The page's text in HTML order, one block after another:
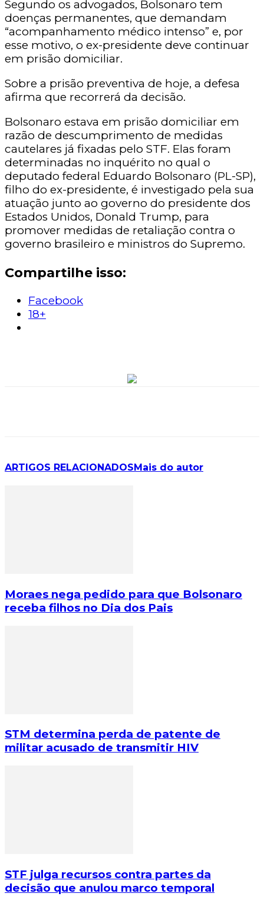
Segundo os advogados, Bolsonaro tem
doenças permanentes, que demandam
“acompanhamento médico intenso” e, por
esse motivo, o ex-presidente deve continuar
em prisão domiciliar.
Sobre a prisão preventiva de hoje, a defesa
afirma que recorrerá da decisão.
Bolsonaro estava em prisão domiciliar em
razão de descumprimento de medidas
cautelares já fixadas pelo STF. Elas foram
determinadas no inquérito no qual o
deputado federal Eduardo Bolsonaro (PL-SP),
filho do ex-presidente, é investigado pela sua
atuação junto ao governo do presidente dos
Estados Unidos, Donald Trump, para
promover medidas de retaliação contra o
governo brasileiro e ministros do Supremo.
Compartilhe isso:
Facebook
18+
ARTIGOS RELACIONADOSMais do autor
Moraes nega pedido para que Bolsonaro
receba filhos no Dia dos Pais
STM determina perda de patente de
militar acusado de transmitir HIV
STF julga recursos contra partes da
decisão que anulou marco temporal